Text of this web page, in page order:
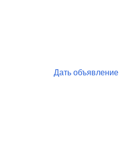
Дать объявление